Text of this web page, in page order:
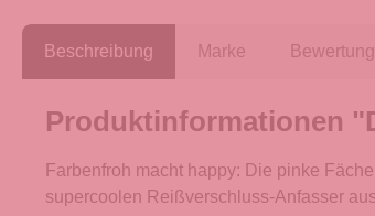
Beschreibung Marke
Produktinformationen
Farbenfroh macht happy: Die pinke
supercoolen Reißverschluss-Anfasser